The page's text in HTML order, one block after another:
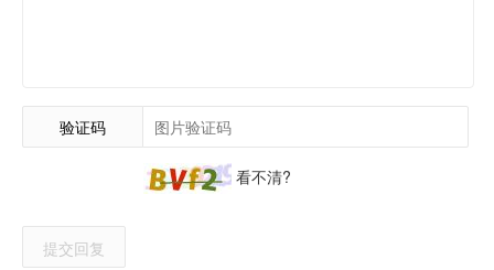
验证码
看不清?
提交回复